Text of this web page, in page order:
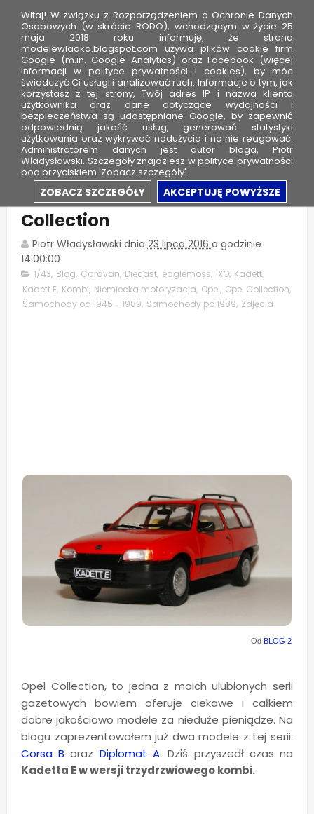
a
Opel Kadett E Kombi - Opel
Collection
Piotr Władysławski dnia 23 lipca 2016 o godzinie
14:00:00
1/43, Blog, Caravan, Diecast, eaglemoss, IXO, Kadett,
Kadett E, Kombi, Niemiecka motoryzacja, Opel, Opel Collection,
Samochody od 1945 - 1989, Samochody po 1989, Zdjęcia
Od BLOG 2
Opel Collection, to jedna z moich ulubionych serii
gazetowych bowiem oferuje ciekawe i całkiem
dobre jakościowo modele za nieduże pieniądze. Na
blogu zaprezentowałem już dwa modele z tej serii:
Corsa B oraz Diplomat A. Dziś przyszedł czas na
Kadetta E w wersji trzydrzwiowego kombi.
Witaj! W związku z Rozporządzeniem o Ochronie Danych
Osobowych (w skrócie RODO), wchodzącym w życie 25
maja 2018 roku informuję, że strona
modelewladka.blogspot.com używa plików cookie firm
Google (m.in. Google Analytics) oraz Facebook (więcej
informacji w polityce prywatności i cookies), by móc
świadczyć Ci usługi i analizować ruch. Informacje o tym, jak
korzystasz z tej strony, Twój adres IP i nazwa klienta
użytkownika oraz dane dotyczące wydajności i
bezpieczeństwa są udostępniane Google, by zapewnić
odpowiednią jakość usług, generować statystyki
użytkowania oraz wykrywać nadużycia i na nie reagować.
Administratorem danych jest autor bloga, Piotr
Władysławski. Szczegóły znajdziesz w polityce prywatności
pod przyciskiem 'Zobacz szczegóły'.
ZOBACZ SZCZEGÓŁY AKCEPTUJĘ POWYŻSZE